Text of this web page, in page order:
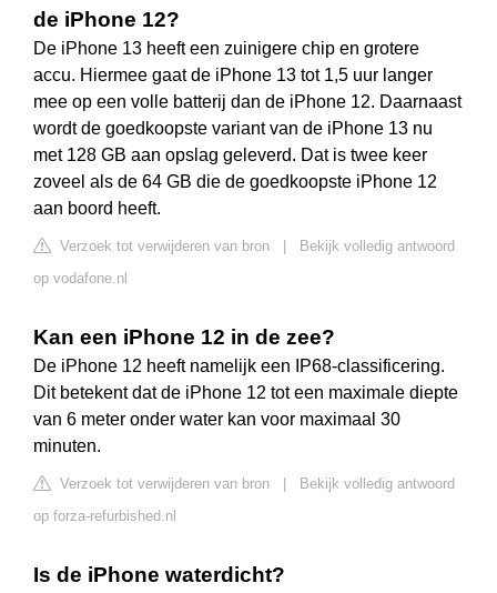
de iPhone 12?
De iPhone 13 heeft een zuinigere chip en grotere
accu. Hiermee gaat de iPhone 13 tot 1,5 uur langer
mee op een volle batterij dan de iPhone 12. Daarnaast
wordt de goedkoopste variant van de iPhone 13 nu
met 128 GB aan opslag geleverd. Dat is twee keer
zoveel als de 64 GB die de goedkoopste iPhone 12
aan boord heeft.
Verzoek tot verwijderen van bron
Bekijk volledig antwoord
op vodafone.nl
Kan een iPhone 12 in de zee?
De iPhone 12 heeft namelijk een IP68-classificering.
Dit betekent dat de iPhone 12 tot een maximale diepte
van 6 meter onder water kan voor maximaal 30
minuten.
Verzoek tot verwijderen van bron
Bekijk volledig antwoord
op forza-refurbished.nl
Is de iPhone waterdicht?